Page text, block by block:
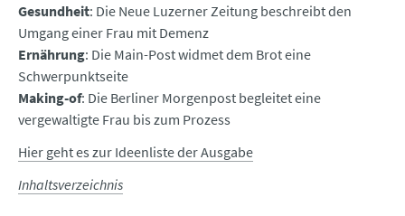
Gesundheit: Die Neue Luzerner Zeitung beschreibt den
Umgang einer Frau mit Demenz
Ernährung: Die Main-Post widmet dem Brot eine
Schwerpunktseite
Making-of: Die Berliner Morgenpost begleitet eine
vergewaltigte Frau bis zum Prozess
Hier geht es zur Ideenliste der Ausgabe
Inhaltsverzeichnis